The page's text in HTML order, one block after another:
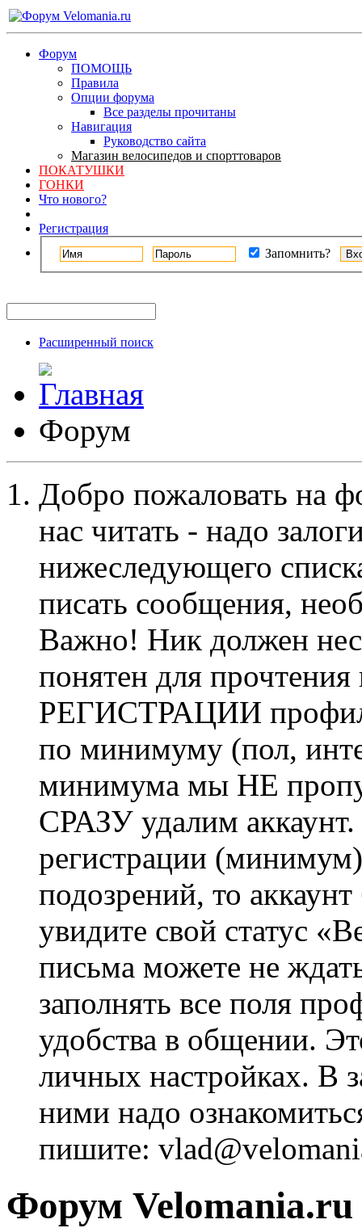
Форум
ПОМОЩЬ
Правила
Опции форума
Все разделы прочитаны
Навигация
Руководство сайта
Магазин велосипедов и спорттоваров
ПОКАТУШКИ
ГОНКИ
Что нового?
Регистрация
Запомнить?
Расширенный поиск
Форум
Добро пожаловать на
нас читать - надо
нижеследующего
писать сообщения,
Важно! Ник должен
понятен для
РЕГИСТРАЦИИ профиль
по минимуму (пол,
минимума мы НЕ
СРАЗУ удалим
регистрации
подозрений, то
увидите свой статус
письма можете не
заполнять все поля
удобства в общении.
личных настройках. В
ними надо
пишите:
Форум Velomania.ru